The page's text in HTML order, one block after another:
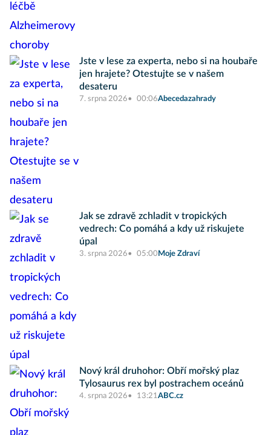
Jste v lese za experta, nebo si na houbaře
jen hrajete? Otestujte se v našem
desateru
7. srpna 2026 00:06Abecedazahrady
Jak se zdravě zchladit v tropických
vedrech: Co pomáhá a kdy už riskujete
úpal
3. srpna 2026 05:00 Moje Zdraví
Nový král druhohor: Obří mořský plaz
Tylosaurus rex byl postrachem oceánů
4. srpna 2026 13:21ABC.cz